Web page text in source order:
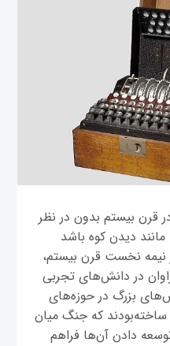
قرن بیستم بدون در نظر
دیدن کوه باشد
نیمه نخست قرن بیستم،
در دانش‌های تجربی
بزرگ در حوزه‌های
ساخته‌بودند که جنگ میان
دادن آن‌ها فراهم